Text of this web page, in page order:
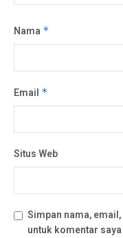
Nama *
Email *
Situs Web
Simpan nama,
untuk komentar